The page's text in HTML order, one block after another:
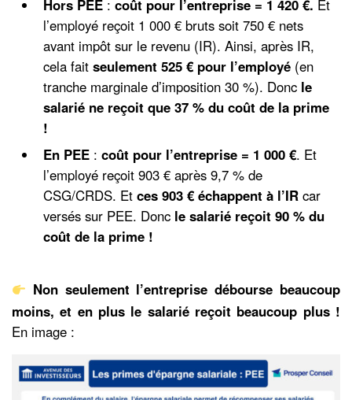
Hors PEE : coût pour l’entreprise = 1 420 €. Et
l’employé reçoit 1 000 € bruts soit 750 € nets
avant impôt sur le revenu (IR). Ainsi, après IR,
cela fait seulement 525 € pour l’employé (en
tranche marginale d’imposition 30 %). Donc le
salarié ne reçoit que 37 % du coût de la prime
!
En PEE : coût pour l’entreprise = 1 000 €. Et
l’employé reçoit 903 € après 9,7 % de
CSG/CRDS. Et ces 903 € échappent à l’IR car
versés sur PEE. Donc le salarié reçoit 90 % du
coût de la prime !
Non seulement l’entreprise débourse beaucoup
moins, et en plus le salarié reçoit beaucoup plus !
En image :